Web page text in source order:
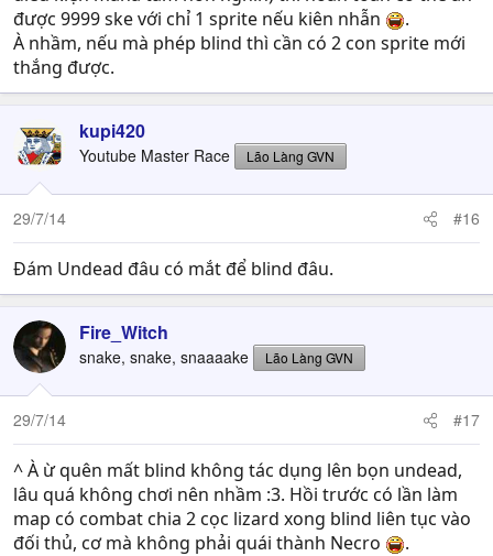
được 9999 ske với chỉ 1 sprite nếu kiên nhẫn
.
À nhầm, nếu mà phép blind thì cần có 2 con sprite mới
thắng được.
kupi420
Youtube Master Race Lão Làng GVN
29/7/14 #16
Đám Undead đâu có mắt để blind đâu.
Fire_Witch
snake, snake, snaaaake Lão Làng GVN
29/7/14 #17
^ À ừ quên mất blind không tác dụng lên bọn undead,
lâu quá không chơi nên nhầm :3. Hồi trước có lần làm
map có combat chia 2 cọc lizard xong blind liên tục vào
đối thủ, cơ mà không phải quái thành Necro
.